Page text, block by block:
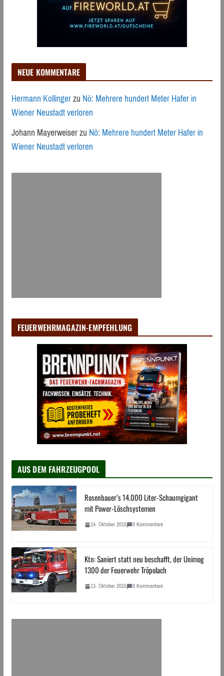
NEUE KOMMENTARE
Hermann KollingerzuNö: Mehrere hundert Meter Hafer in
Wiener Neustadt verloren
Johann MayerweiserzuNö: Mehrere hundert Meter Hafer in
Wiener Neustadt verloren
FEUERWEHRMAGAZIN-EMPFEHLUNG
AUS DEM FAHRZEUGPOOL
Rosenbauer’s 14.000 Liter-Schaumgigant
mit Power-Löschsystemen
14. Oktober 2015 0 Kommentare
Ktn: Saniert statt neu beschafft, der Unimog
1300 der Feuerwehr Tröpolach
13. Oktober 2015 0 Kommentare